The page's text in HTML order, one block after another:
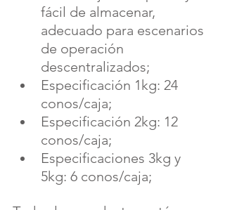
fácil de almacenar,
adecuado para escenarios
de operación
descentralizados;
Especificación 1kg: 24
conos/caja;
Especificación 2kg: 12
conos/caja;
Especificaciones 3kg y
5kg: 6 conos/caja;